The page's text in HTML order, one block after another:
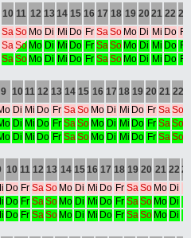
10 11 12 13 14 15 16 17 18 19 20 21 22 23
SaSo Mo Di Mi Do Fr SaSo Mo Di Mi Do Fr
SaSo Mo Di Mi Do Fr SaSo Mo Di Mi Do Fr
SaSo Mo Di Mi Do Fr SaSo Mo Di Mi Do Fr
9 10 11 12 13 14 15 16 17 18 19 20 21 22
Di Mi Do Fr SaSo Mo Di Mi Do Fr SaSo
Di Mi Do Fr SaSo Mo Di Mi Do Fr SaSo
Di Mi Do Fr SaSo Mo Di Mi Do Fr SaSo
10 11 12 13 14 1516 17 18 19 20 21 22
Do Fr SaSo Mo Di Mi Do Fr SaSo Mo Di
Do Fr SaSo Mo Di Mi Do Fr SaSo Mo Di
Do Fr SaSo Mo Di Mi Do Fr SaSo Mo Di